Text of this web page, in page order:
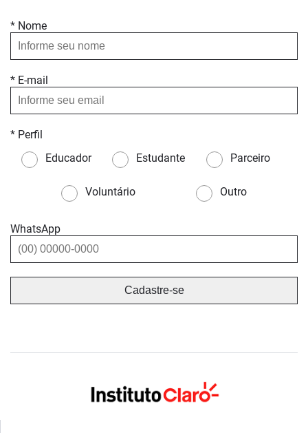
* Nome
* E-mail
* Perfil
Educador
Estudante Parceiro
Voluntário Outro
WhatsApp